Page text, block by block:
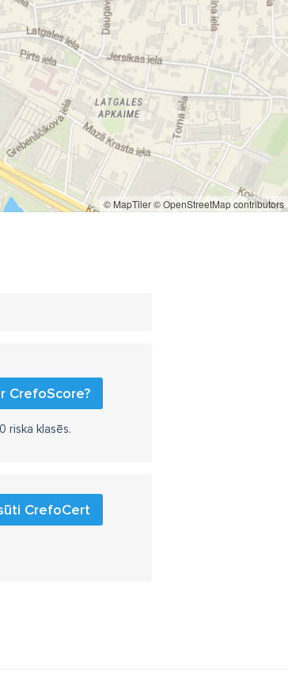
ampulas iešūšana
atkarības
naktī
ārstēšanas metodes
attīrīšana no alkohola
koncentrācija asinīs
Rīgā
ielā
© MapTiler© OpenStreetMap contributors
CrefoScore?
riska klasēs.
CrefoCert